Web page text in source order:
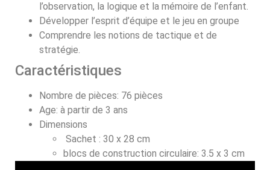
l’observation, la logique et la mémoire de l’enfant.
Développer l’esprit d’équipe et le jeu en groupe
Comprendre les notions de tactique et de
stratégie.
Caractéristiques
Nombre de pièces: 76 pièces
Age: à partir de 3 ans
Dimensions
Sachet : 30 x 28 cm
blocs de construction circulaire: 3.5 x 3 cm